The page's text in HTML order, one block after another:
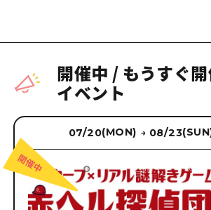
開催中 / もうすぐ
イベント
07/20(MON) → 08/23